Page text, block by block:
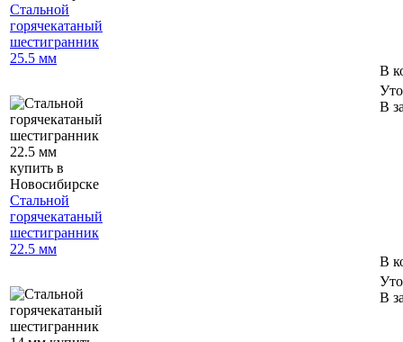
Стальной
горячекатаный
шестигранник
25.5 мм
В
Стальной
горячекатаный
шестигранник
22.5 мм
В
В
В